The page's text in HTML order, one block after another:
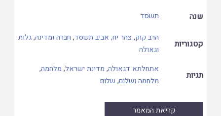
שנה תשסד
קטגוריות
הרב קוק, צהר יח, אביב תשסד, חברה ומדינה,גלות
וגאולה
תגיות
אתחלתא דגאולה, מדינת ישראל, מלחמה,
מלחמה ושלום, שלום
קריאת המאמר